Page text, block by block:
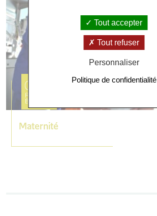
Maternité
Tout accepter
Tout refuser
Personnaliser
Politique de confidentialité